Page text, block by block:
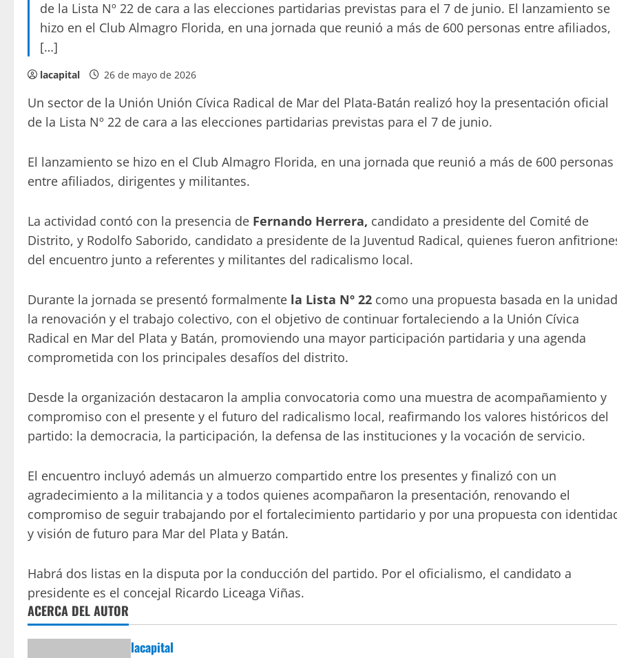
de la Lista Nº 22 de cara a las elecciones partidarias previstas para el 7 de junio. El lanzamiento se
hizo en el Club Almagro Florida, en una jornada que reunió a más de 600 personas entre afiliados,
[…]
lacapital 26 de mayo de 2026
Un sector de la Unión Unión Cívica Radical de Mar del Plata-Batán realizó hoy la presentación oficial
de la Lista Nº 22 de cara a las elecciones partidarias previstas para el 7 de junio.
El lanzamiento se hizo en el Club Almagro Florida, en una jornada que reunió a más de 600 personas
entre afiliados, dirigentes y militantes.
La actividad contó con la presencia de Fernando Herrera, candidato a presidente del Comité de
Distrito, y Rodolfo Saborido, candidato a presidente de la Juventud Radical, quienes fueron
del encuentro junto a referentes y militantes del radicalismo local.
Durante la jornada se presentó formalmente la Lista Nº 22 como una propuesta basada en la
la renovación y el trabajo colectivo, con el objetivo de continuar fortaleciendo a la Unión Cívica
Radical en Mar del Plata y Batán, promoviendo una mayor participación partidaria y una agenda
comprometida con los principales desafíos del distrito.
Desde la organización destacaron la amplia convocatoria como una muestra de acompañamiento y
compromiso con el presente y el futuro del radicalismo local, reafirmando los valores históricos del
partido: la democracia, la participación, la defensa de las instituciones y la vocación de servicio.
El encuentro incluyó además un almuerzo compartido entre los presentes y finalizó con un
agradecimiento a la militancia y a todos quienes acompañaron la presentación, renovando el
compromiso de seguir trabajando por el fortalecimiento partidario y por una propuesta con
y visión de futuro para Mar del Plata y Batán.
Habrá dos listas en la disputa por la conducción del partido. Por el oficialismo, el candidato a
presidente es el concejal Ricardo Liceaga Viñas.
ACERCA DEL AUTOR
lacapital